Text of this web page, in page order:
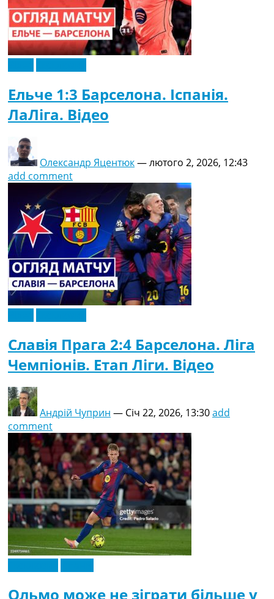
Ельче 1:3 Барселона. Іспанія.
ЛаЛіга. Відео
Олександр Яцентюк—лютого 2, 2026, 12:43
add comment
Славія Прага 2:4 Барселона. Ліга
Чемпіонів. Етап Ліги. Відео
Андрій Чуприн — Січ 22, 2026, 13:30add
comment
Ольмо може не зіграти більше у